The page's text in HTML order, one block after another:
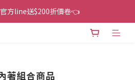
方line送$200折價卷👈
方line送$200折價卷👈
著組合商品